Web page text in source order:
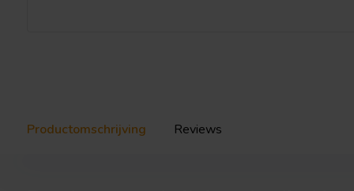
Productomschrijving Reviews